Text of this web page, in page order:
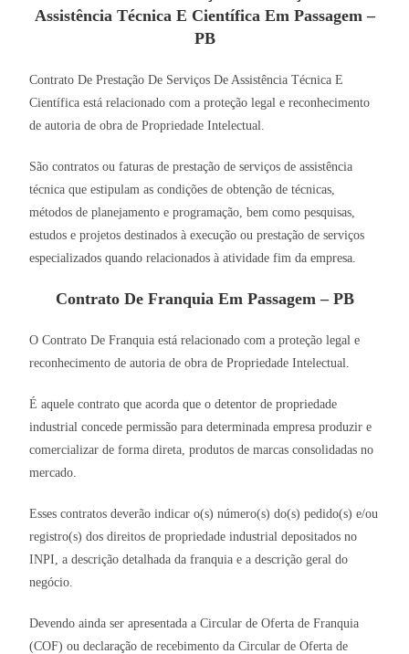
Assistência Técnica E Científica Em Passagem –
PB
Contrato De Prestação De Serviços De Assistência Técnica E
Científica está relacionado com a proteção legal e reconhecimento
de autoria de obra de Propriedade Intelectual.
São contratos ou faturas de prestação de serviços de assistência
técnica que estipulam as condições de obtenção de técnicas,
métodos de planejamento e programação, bem como pesquisas,
estudos e projetos destinados à execução ou prestação de serviços
especializados quando relacionados à atividade fim da empresa.
Contrato De Franquia Em Passagem – PB
O Contrato De Franquia está relacionado com a proteção legal e
reconhecimento de autoria de obra de Propriedade Intelectual.
É aquele contrato que acorda que o detentor de propriedade
industrial concede permissão para determinada empresa produzir e
comercializar de forma direta, produtos de marcas consolidadas no
mercado.
Esses contratos deverão indicar o(s) número(s) do(s) pedido(s) e/ou
registro(s) dos direitos de propriedade industrial depositados no
INPI, a descrição detalhada da franquia e a descrição geral do
negócio.
Devendo ainda ser apresentada a Circular de Oferta de Franquia
(COF) ou declaração de recebimento da Circular de Oferta de